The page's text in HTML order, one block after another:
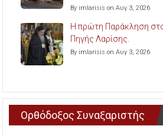
By imlarisis on Αυγ 3, 2026
Η πρώτη Παράκληση
Πηγής Λαρίσης.
By imlarisis on Αυγ 3, 2026
Ορθόδοξος Συναξαριστής